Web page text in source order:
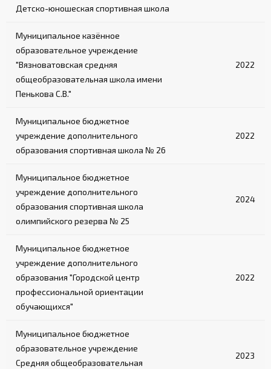
Детско-юношеская спортивная школа
Муниципальное казённое
образовательное учреждение
"Вязноватовская средняя
общеобразовательная школа имени
Пенькова С.В."
2022
Муниципальное бюджетное
учреждение дополнительного
образования спортивная школа № 26
2022
Муниципальное бюджетное
учреждение дополнительного
образования спортивная школа
олимпийского резерва № 25
2024
Муниципальное бюджетное
учреждение дополнительного
образования "Городской центр
профессиональной ориентации
обучающихся"
2022
Муниципальное бюджетное
образовательное учреждение
Средняя общеобразовательная
2023